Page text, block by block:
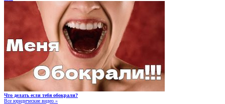
Что делать если тебя обокрали?
Все юридические видео »